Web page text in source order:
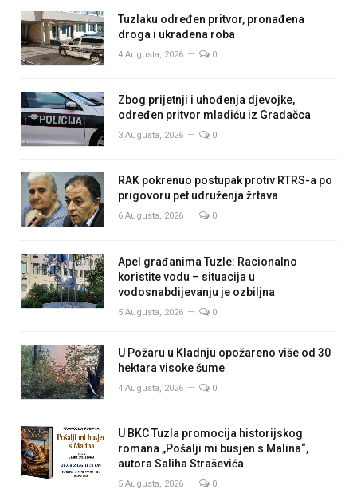
Tuzlaku određen pritvor, pronađena
droga i ukradena roba
4 Augusta, 2026 0
Zbog prijetnji i uhođenja djevojke,
određen pritvor mladiću iz Gradačca
3 Augusta, 2026 0
RAK pokrenuo postupak protiv RTRS-a po
prigovoru pet udruženja žrtava
6 Augusta, 2026 0
Apel građanima Tuzle: Racionalno
koristite vodu – situacija u
vodosnabdijevanju je ozbiljna
5 Augusta, 2026 0
U Požaru u Kladnju opožareno više od 30
hektara visoke šume
4 Augusta, 2026 0
U BKC Tuzla promocija historijskog
romana „Pošalji mi busjen s Malina“,
autora Saliha Straševića
5 Augusta, 2026 0